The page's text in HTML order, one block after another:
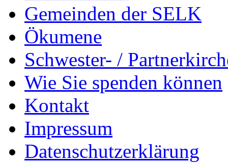
Gemeinden der SELK
Ökumene
Schwester- /
Wie Sie spenden können
Kontakt
Impressum
Datenschutzerklärung